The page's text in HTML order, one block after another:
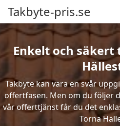
Takbyte-pris.se
Enkelt och säkert
Takbyte kan vara en svår
offertfasen. Men om du följer
vår offerttjänst får du det
Torna